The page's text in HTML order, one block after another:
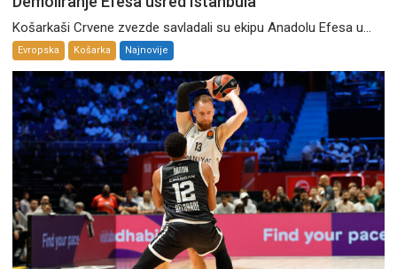
Košarkaši Crvene zvezde savladali su ekipu Anadolu Efesa u...
Evropska Košarka Najnovije